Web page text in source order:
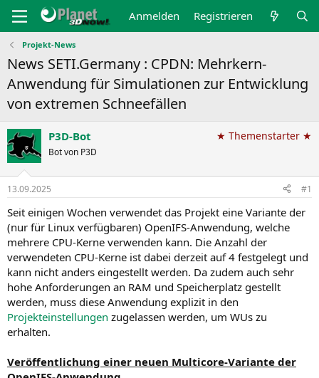
Anmelden Registrieren
Projekt-News
News SETI.Germany : CPDN: Mehrkern-
Anwendung für Simulationen zur Entwicklung
von extremen Schneefällen
P3D-Bot
Bot von P3D
★ Themenstarter ★
13.09.2025 #1
Seit einigen Wochen verwendet das Projekt eine Variante der
(nur für Linux verfügbaren) OpenIFS-Anwendung, welche
mehrere CPU-Kerne verwenden kann. Die Anzahl der
verwendeten CPU-Kerne ist dabei derzeit auf 4 festgelegt und
kann nicht anders eingestellt werden. Da zudem auch sehr
hohe Anforderungen an RAM und Speicherplatz gestellt
werden, muss diese Anwendung explizit in den
Projekteinstellungen zugelassen werden, um WUs zu
erhalten.
Veröffentlichung einer neuen Multicore-Variante der